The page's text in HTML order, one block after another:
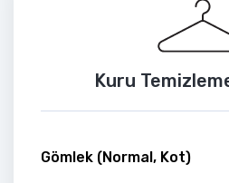
Kuru
Gömlek (Normal, Kot)